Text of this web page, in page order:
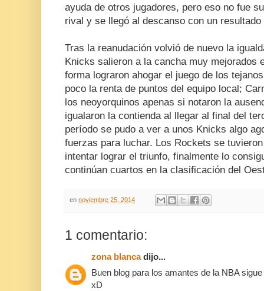
ayuda de otros jugadores, pero eso no fue
rival y se llegó al descanso con un resultado
Tras la reanudación volvió de nuevo la
Knicks salieron a la cancha muy mejorados
forma lograron ahogar el juego de los
poco la renta de puntos del equipo local;
los neoyorquinos apenas si notaron la
igualaron la contienda al llegar al final del
período se pudo a ver a unos Knicks algo
fuerzas para luchar. Los Rockets se
intentar lograr el triunfo, finalmente lo
continúan cuartos en la clasificación del
en noviembre 25, 2014
1 comentario:
zona blancadijo...
Buen blog para los amantes de la NBA
xD